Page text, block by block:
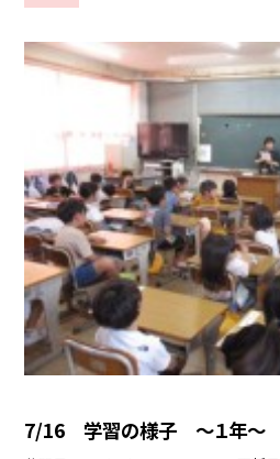
7/16 学習の様子 ～１年～